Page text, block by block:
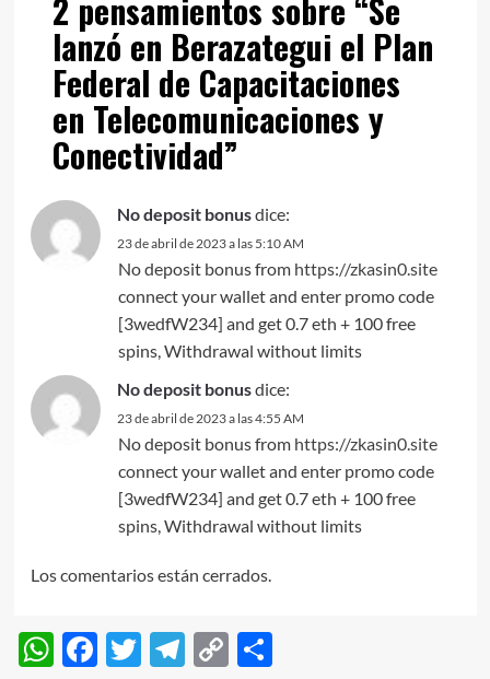
2 pensamientos sobre “Se
lanzó en Berazategui el Plan
Federal de Capacitaciones
en Telecomunicaciones y
Conectividad”
No deposit bonusdice:
23 de abril de 2023 a las 5:10 AM
No deposit bonus from https://zkasin0.site
connect your wallet and enter promo code
[3wedfW234] and get 0.7 eth + 100 free
spins, Withdrawal without limits
No deposit bonusdice:
23 de abril de 2023 a las 4:55 AM
No deposit bonus from https://zkasin0.site
connect your wallet and enter promo code
[3wedfW234] and get 0.7 eth + 100 free
spins, Withdrawal without limits
Los comentarios están cerrados.
WhatsApp
Facebook
Twitter
Telegram
CopyCompartir